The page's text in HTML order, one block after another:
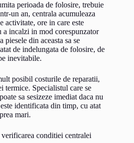
perioada de folosire, trebuie
un an, centrala acumuleaza
activitate, ore in care este
incalzi in mod corespunzator
piesele din aceasta sa se
de indelungata de folosire, de
inevitabile.
posibil costurile de reparatii,
termice. Specialistul care se
sa sesizeze imediat daca nu
identificata din timp, cu atat
mari.
conditiei centralei